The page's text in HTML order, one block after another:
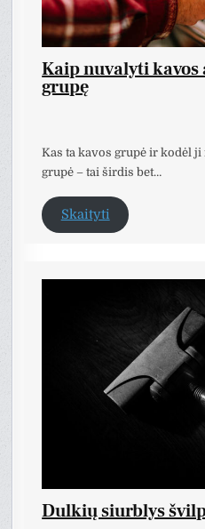
Kaip nuvalyti kavos
grupę
Kas ta kavos grupė ir kodėl
grupė – tai širdis bet…
Skaityti
Dulkių siurblys